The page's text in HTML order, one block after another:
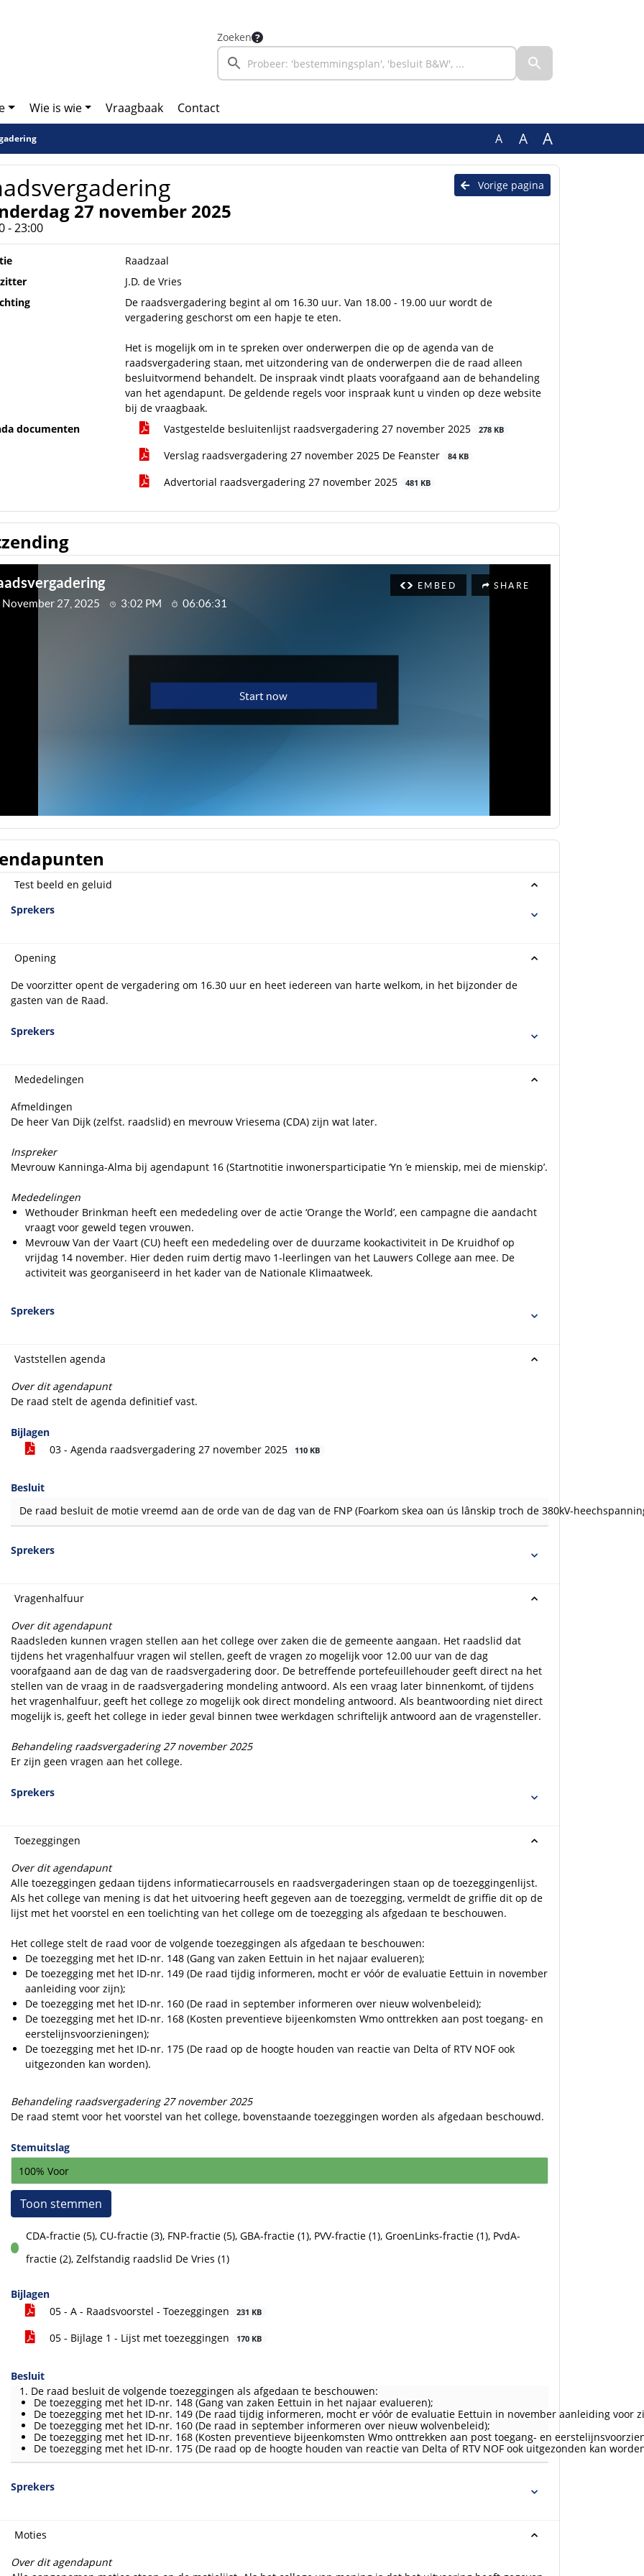
Zoeken
Wie is wie Vraagbaak Contact
A A A
Vorige pagina
27 november 2025
- 23:00
Raadzaal
J.D. de Vries
De raadsvergadering begint al om 16.30 uur. Van 18.00 - 19.00 uur wordt de
vergadering geschorst om een hapje te eten.
Het is mogelijk om in te spreken over onderwerpen die op de agenda van de
raadsvergadering staan, met uitzondering van de onderwerpen die de raad alleen
besluitvormend behandelt. De inspraak vindt plaats voorafgaand aan de behandeling
van het agendapunt. De geldende regels voor inspraak kunt u vinden op deze website
bij de vraagbaak.
documenten
Vastgestelde besluitenlijst raadsvergadering 27 november 2025 278 KB
Verslag raadsvergadering 27 november 2025 De Feanster 84 KB
Advertorial raadsvergadering 27 november 2025 481 KB
Test beeld en geluid
Sprekers
Opening
De voorzitter opent de vergadering om 16.30 uur en heet iedereen van harte welkom, in het bijzonder de
gasten van de Raad.
Sprekers
Mededelingen
Afmeldingen
De heer Van Dijk (zelfst. raadslid) en mevrouw Vriesema (CDA) zijn wat later.
Inspreker
Mevrouw Kanninga-Alma bij agendapunt 16 (Startnotitie inwonersparticipatie ‘Yn ’e mienskip, mei de mienskip’.
Mededelingen
Wethouder Brinkman heeft een mededeling over de actie ‘Orange the World’, een campagne die aandacht
vraagt voor geweld tegen vrouwen.
Mevrouw Van der Vaart (CU) heeft een mededeling over de duurzame kookactiviteit in De Kruidhof op
vrijdag 14 november. Hier deden ruim dertig mavo 1-leerlingen van het Lauwers College aan mee. De
activiteit was georganiseerd in het kader van de Nationale Klimaatweek.
Sprekers
Vaststellen agenda
Over dit agendapunt
De raad stelt de agenda definitief vast.
Bijlagen
03 - Agenda raadsvergadering 27 november 2025
110 KB
Besluit
De raad besluit de motie vreemd aan de orde van de dag van de FNP (Foarkom skea oan ús lânskip troch de 380kV-
Sprekers
Vragenhalfuur
Over dit agendapunt
Raadsleden kunnen vragen stellen aan het college over zaken die de gemeente aangaan. Het raadslid dat
tijdens het vragenhalfuur vragen wil stellen, geeft de vragen zo mogelijk voor 12.00 uur van de dag
voorafgaand aan de dag van de raadsvergadering door. De betreffende portefeuillehouder geeft direct na het
stellen van de vraag in de raadsvergadering mondeling antwoord. Als een vraag later binnenkomt, of tijdens
het vragenhalfuur, geeft het college zo mogelijk ook direct mondeling antwoord. Als beantwoording niet direct
mogelijk is, geeft het college in ieder geval binnen twee werkdagen schriftelijk antwoord aan de vragensteller.
Behandeling raadsvergadering 27 november 2025
Er zijn geen vragen aan het college.
Sprekers
Toezeggingen
Over dit agendapunt
Alle toezeggingen gedaan tijdens informatiecarrousels en raadsvergaderingen staan op de toezeggingenlijst.
Als het college van mening is dat het uitvoering heeft gegeven aan de toezegging, vermeldt de griffie dit op de
lijst met het voorstel en een toelichting van het college om de toezegging als afgedaan te beschouwen.
Het college stelt de raad voor de volgende toezeggingen als afgedaan te beschouwen:
De toezegging met het ID-nr. 148 (Gang van zaken Eettuin in het najaar evalueren);
De toezegging met het ID-nr. 149 (De raad tijdig informeren, mocht er vóór de evaluatie Eettuin in november
aanleiding voor zijn);
De toezegging met het ID-nr. 160 (De raad in september informeren over nieuw wolvenbeleid);
De toezegging met het ID-nr. 168 (Kosten preventieve bijeenkomsten Wmo onttrekken aan post toegang- en
eerstelijnsvoorzieningen);
De toezegging met het ID-nr. 175 (De raad op de hoogte houden van reactie van Delta of RTV NOF ook
uitgezonden kan worden).
Behandeling raadsvergadering 27 november 2025
De raad stemt voor het voorstel van het college, bovenstaande toezeggingen worden als afgedaan beschouwd.
Stemuitslag
100% Voor
Toon stemmen
voor
CDA-fractie (5), CU-fractie (3), FNP-fractie (5), GBA-fractie (1), PVV-fractie (1), GroenLinks-fractie (1), PvdA-
fractie (2), Zelfstandig raadslid De Vries (1)
Bijlagen
05 - A - Raadsvoorstel - Toezeggingen
231 KB
05 - Bijlage 1 - Lijst met toezeggingen 170 KB
Besluit
1. De raad besluit de volgende toezeggingen als afgedaan te beschouwen:
De toezegging met het ID-nr. 148 (Gang van zaken Eettuin in het najaar evalueren);
De toezegging met het ID-nr. 149 (De raad tijdig informeren, mocht er vóór de evaluatie Eettuin in november aanleiding voor
De toezegging met het ID-nr. 160 (De raad in september informeren over nieuw wolvenbeleid);
De toezegging met het ID-nr. 168 (Kosten preventieve bijeenkomsten Wmo onttrekken aan post toegang- en
De toezegging met het ID-nr. 175 (De raad op de hoogte houden van reactie van Delta of RTV NOF ook uitgezonden kan
Sprekers
Moties
Over dit agendapunt